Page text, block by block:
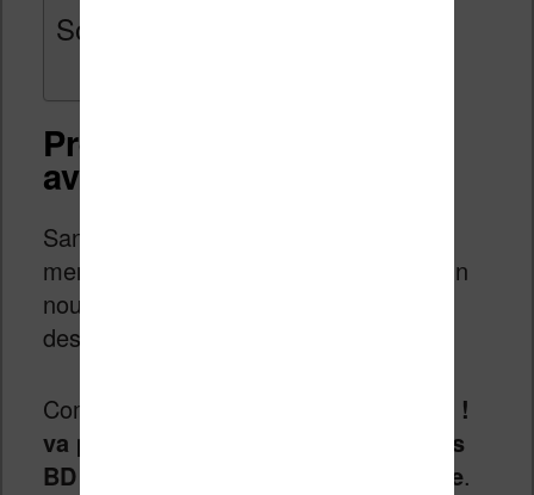
Sommaire
Preums pour lire des BD
avant tout le monde
Sans sans doute cette réflexion qui a
mené Sequencity x E.Leclerc a lancé un
nouveau service autour de la bande
dessinée numérique : Preums !.
Comme vous vous en doutez,
Preums !
va permettre aux abonnés de lire des
BD avant leur date de sortie officielle.